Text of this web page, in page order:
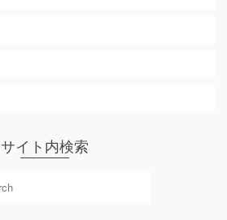
サイト内検索